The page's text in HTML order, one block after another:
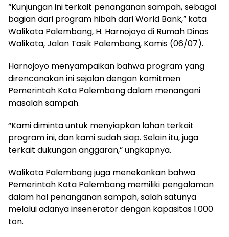
“Kunjungan ini terkait penanganan sampah, sebagai
bagian dari program hibah dari World Bank,” kata
Walikota Palembang, H. Harnojoyo di Rumah Dinas
Walikota, Jalan Tasik Palembang, Kamis (06/07).
Harnojoyo menyampaikan bahwa program yang
direncanakan ini sejalan dengan komitmen
Pemerintah Kota Palembang dalam menangani
masalah sampah.
“Kami diminta untuk menyiapkan lahan terkait
program ini, dan kami sudah siap. Selain itu, juga
terkait dukungan anggaran,” ungkapnya.
Walikota Palembang juga menekankan bahwa
Pemerintah Kota Palembang memiliki pengalaman
dalam hal penanganan sampah, salah satunya
melalui adanya insenerator dengan kapasitas 1.000
ton.